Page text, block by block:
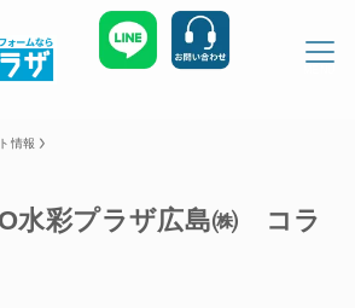
お知らせ
情報
水彩プラザ広島㈱ コラ